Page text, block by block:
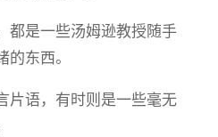
都是一些汤姆逊教授随手
东西。
片语，有时则是一些毫无